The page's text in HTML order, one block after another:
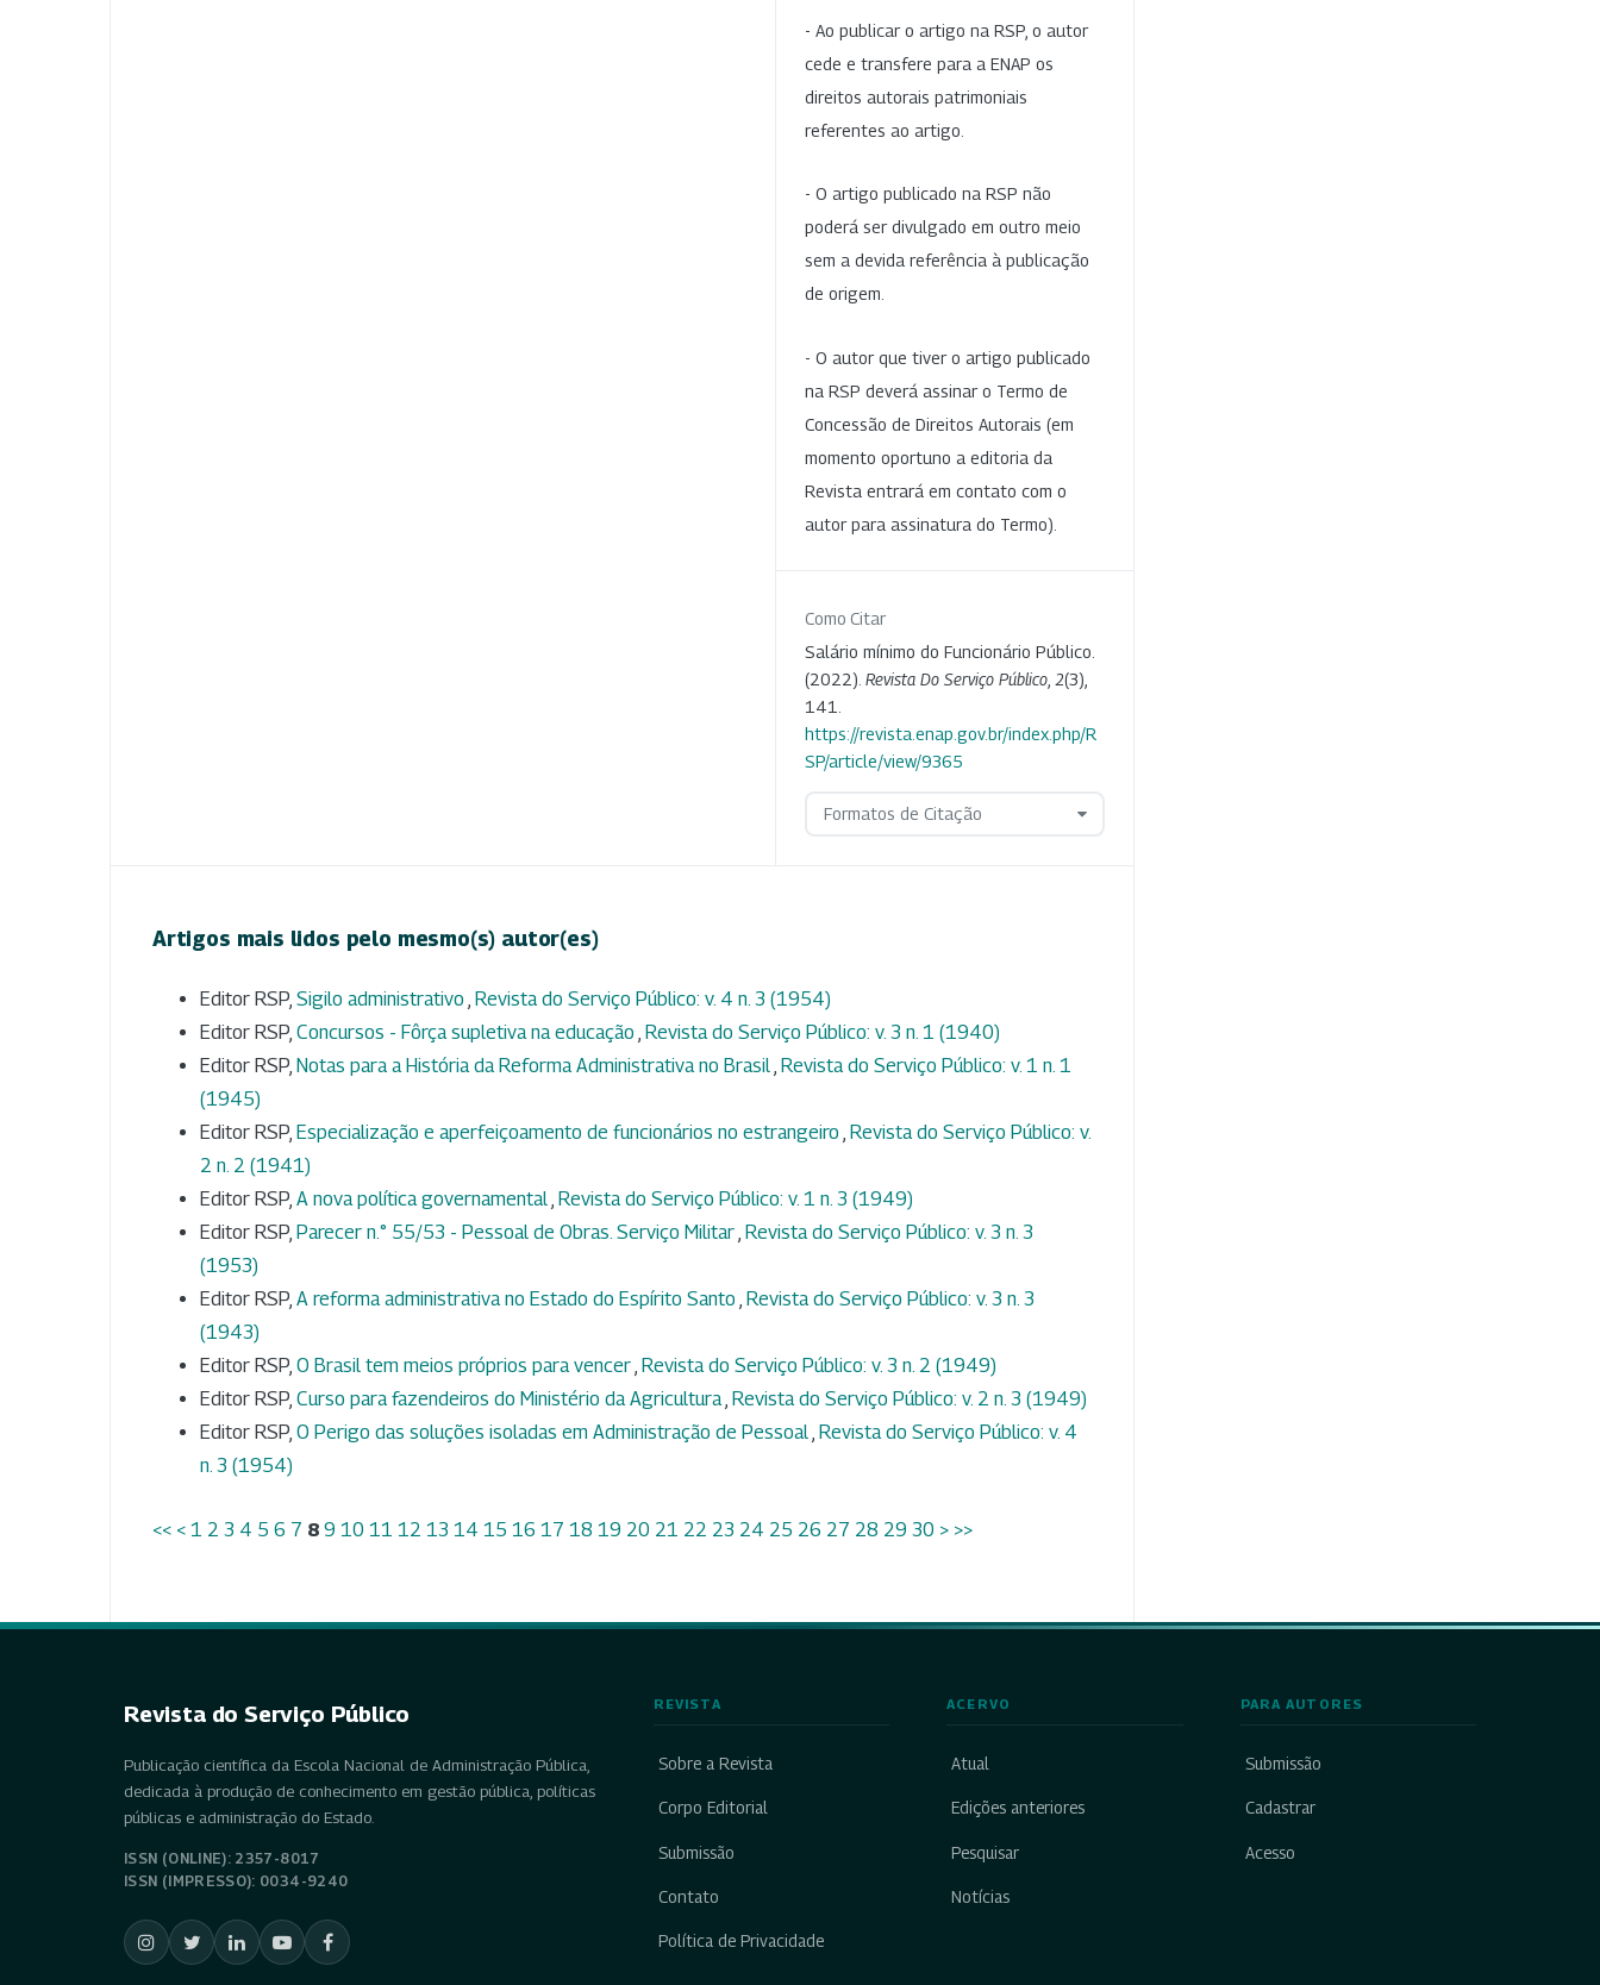
- Ao publicar o artigo na RSP, o autor
cede e transfere para a ENAP os
direitos autorais patrimoniais
referentes ao artigo.
- O artigo publicado na RSP não
poderá ser divulgado em outro meio
sem a devida referência à publicação
de origem.
- O autor que tiver o artigo publicado
na RSP deverá assinar o Termo de
Concessão de Direitos Autorais (em
momento oportuno a editoria da
Revista entrará em contato com o
autor para assinatura do Termo).
Como Citar
Salário mínimo do Funcionário Público.
(2022). Revista Do Serviço Público 2(3),
141.
https://revista.enap.gov.br/index.php/R
SP/article/view/9365
Formatos de Citação
Artigos mais lidos pelo mesmo(s) autor(es)
Editor RSP, Sigilo administrativo , Revista do Serviço Público: v. 4 n. 3 (1954)
Editor RSP, Concursos - Fôrça supletiva na educação , Revista do Serviço Público: v. 3 n. 1 (1940)
Editor RSP, Notas para a História da Reforma Administrativa no Brasil, Revista do Serviço Público: v. 1 n. 1
(1945)
Editor RSP, Especialização e aperfeiçoamento de funcionários no estrangeiro , Revista do Serviço Público: v.
2 n. 2 (1941)
Editor RSP, A nova política governamental, Revista do Serviço Público: v. 1 n. 3 (1949)
Editor RSP, Parecer n.° 55/53 - Pessoal de Obras. Serviço Militar, Revista do Serviço Público: v. 3 n. 3
(1953)
Editor RSP, A reforma administrativa no Estado do Espírito Santo , Revista do Serviço Público: v. 3 n. 3
(1943)
Editor RSP, O Brasil tem meios próprios para vencer, Revista do Serviço Público: v. 3 n. 2 (1949)
Editor RSP, Curso para fazendeiros do Ministério da Agricultura, Revista do Serviço Público: v. 2 n. 3 (1949)
Editor RSP, O Perigo das soluções isoladas em Administração de Pessoal, Revista do Serviço Público: v. 4
n. 3 (1954)
<< < 1 2 3 4 5 6 7 8 9 10 11 12 13 14 15 16 17 18 19 20 21 22 23 24 25 26 27 28 29 30 > >>
Revista do Serviço Público
Publicação científica da Escola Nacional de Administração Pública,
dedicada à produção de conhecimento em gestão pública, políticas
públicas e administração do Estado.
ISSN (ONLINE): 2357-8017
ISSN (IMPRESSO): 0034-9240
REVISTA
Sobre a Revista
Corpo Editorial
Submissão
Contato
Política de Privacidade
ACERVO
Atual
Edições anteriores
Pesquisar
Notícias
PARA AUTORES
Submissão
Cadastrar
Acesso